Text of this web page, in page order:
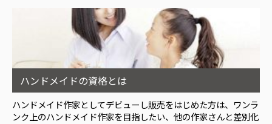
ハンドメイドの資格とは
ハンドメイド作家としてデビューし販売をはじめた方は、ワンラ
ンク上のハンドメイド作家を目指したい、他の作家さんと差別化